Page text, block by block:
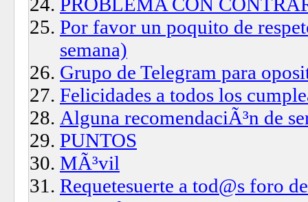
Por favor un poquito de
semana)
Grupo de Telegram para
Felicidades a todos los
Alguna recomendaciÃ³n de
PUNTOS
MÃ³vil
Requetesuerte a tod@s foro